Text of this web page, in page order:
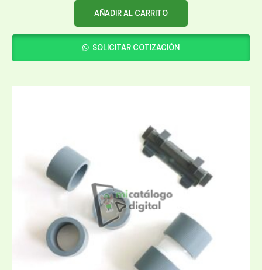
AÑADIR AL CARRITO
SOLICITAR COTIZACIÓN